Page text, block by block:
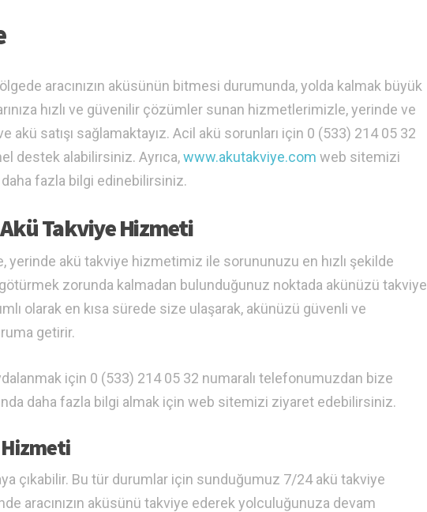
aracınızın aküsünün bitmesi durumunda, yolda kalmak büyük
hızlı ve güvenilir çözümler sunan hizmetlerimizle, yerinde ve
satışı sağlamaktayız. Acil akü sorunları için 0 (533) 214 05 32
destek alabilirsiniz. Ayrıca,www.akutakviye.com web sitemizi
fazla bilgi edinebilirsiniz.
Takviye Hizmeti
yerinde akü takviye hizmetimiz ile sorununuzu en hızlı şekilde
zorunda kalmadan bulunduğunuz noktada akünüzü takviye
olarak en kısa sürede size ulaşarak, akünüzü güvenli ve
getirir.
için 0 (533) 214 05 32 numaralı telefonumuzdan bize
daha fazla bilgi almak için web sitemizi ziyaret edebilirsiniz.
çıkabilir. Bu tür durumlar için sunduğumuz 7/24 akü takviye
aracınızın aküsünü takviye ederek yolculuğunuza devam